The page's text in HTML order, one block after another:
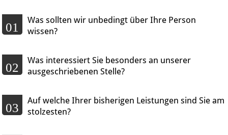
01
Was sollten wir unbedingt über Ihre Person
wissen?
02
Was interessiert Sie besonders an unserer
ausgeschriebenen Stelle?
03
Auf welche Ihrer bisherigen Leistungen sind Sie am
stolzesten?